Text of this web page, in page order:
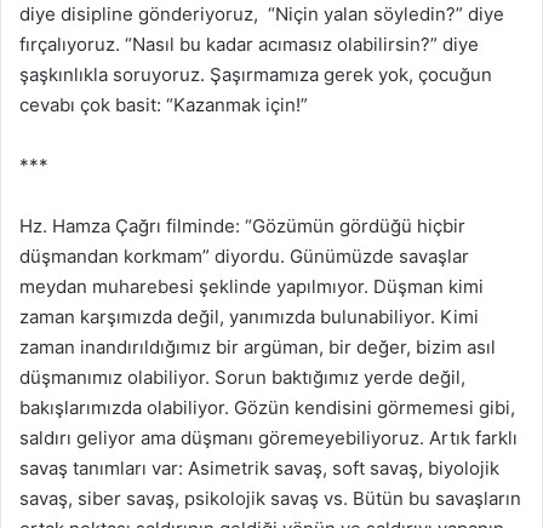
diye disipline gönderiyoruz, “Niçin yalan söyledin?” diye
fırçalıyoruz. “Nasıl bu kadar acımasız olabilirsin?” diye
şaşkınlıkla soruyoruz. Şaşırmamıza gerek yok, çocuğun
cevabı çok basit: “Kazanmak için!”
***
Hz. Hamza Çağrı filminde: “Gözümün gördüğü hiçbir
düşmandan korkmam” diyordu. Günümüzde savaşlar
meydan muharebesi şeklinde yapılmıyor. Düşman kimi
zaman karşımızda değil, yanımızda bulunabiliyor. Kimi
zaman inandırıldığımız bir argüman, bir değer, bizim asıl
düşmanımız olabiliyor. Sorun baktığımız yerde değil,
bakışlarımızda olabiliyor. Gözün kendisini görmemesi gibi,
saldırı geliyor ama düşmanı göremeyebiliyoruz. Artık farklı
savaş tanımları var: Asimetrik savaş, soft savaş, biyolojik
savaş, siber savaş, psikolojik savaş vs. Bütün bu savaşların